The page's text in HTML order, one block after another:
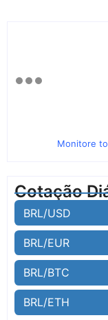
Monitore
Cotação
BRL/USD
BRL/EUR
BRL/BTC
BRL/ETH